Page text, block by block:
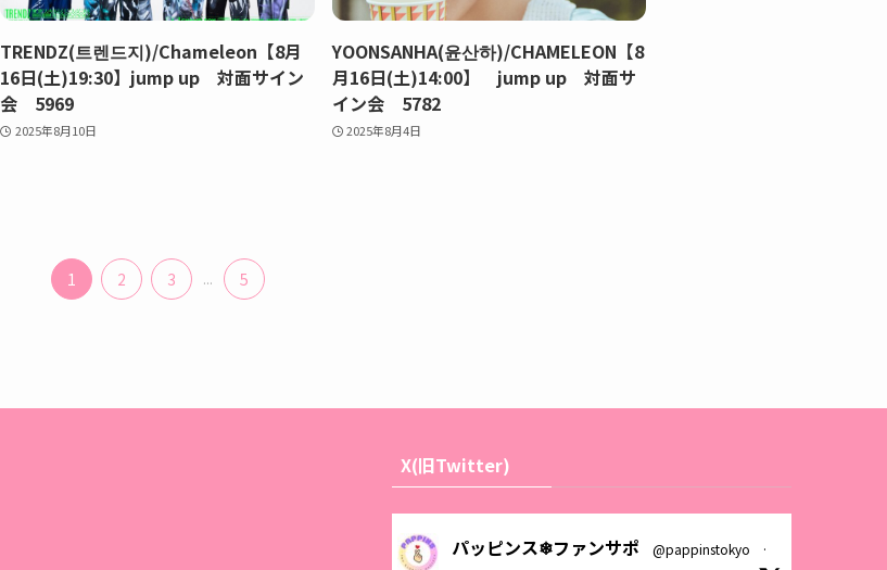
TRENDZ(트렌드지)/Chameleon【8月
16日(土)19:30】jump up 対面サイン
会 5969
2025年8月10日
YOONSANHA(윤산하)/CHAMELEON【8
月16日(土)14:00】 jump up 対面サ
イン会 5782
2025年8月4日
1 2 3 ... 5
X(旧Twitter)
パッピンス❄ファンサポ @pappinstokyo
·